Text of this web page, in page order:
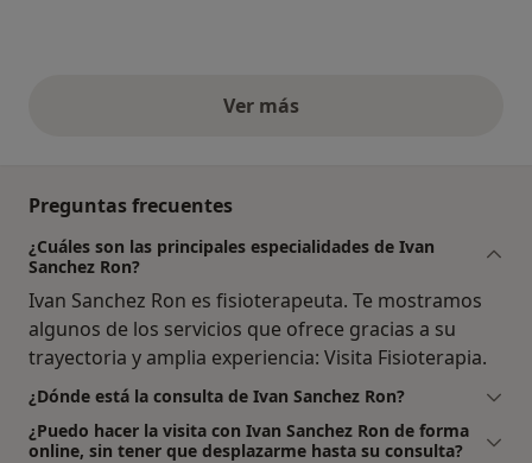
Ver másopiniones anteriores
Preguntas frecuentes
¿Cuáles son las principales especialidades de Ivan
Sanchez Ron?
Ivan Sanchez Ron es fisioterapeuta. Te mostramos
algunos de los servicios que ofrece gracias a su
trayectoria y amplia experiencia: Visita Fisioterapia.
¿Dónde está la consulta de Ivan Sanchez Ron?
¿Puedo hacer la visita con Ivan Sanchez Ron de forma
online, sin tener que desplazarme hasta su consulta?